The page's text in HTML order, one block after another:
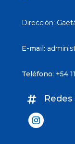
Dirección:
E-mail:
Teléfono: +54 11
 Redes